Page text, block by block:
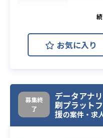
・PL
持ちの
クト
社や調
業務と
による
に、
データ
分の構
お気に入り
募集終
了
データアナ
刷プラット
援の案件・求